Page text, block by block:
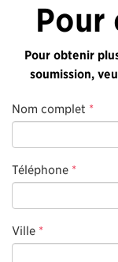
Pour
Pour obtenir
soumission,
Nom complet *
Téléphone *
Ville *